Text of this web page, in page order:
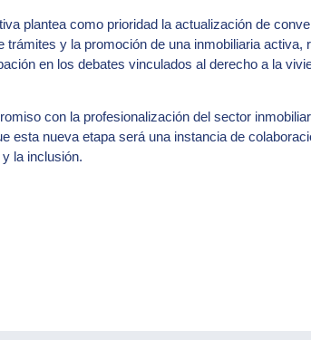
plantea como prioridad la actualización de
y la promoción de una inmobiliaria
en los debates vinculados al derecho a la
con la profesionalización del sector
esta nueva etapa será una instancia de
la inclusión.